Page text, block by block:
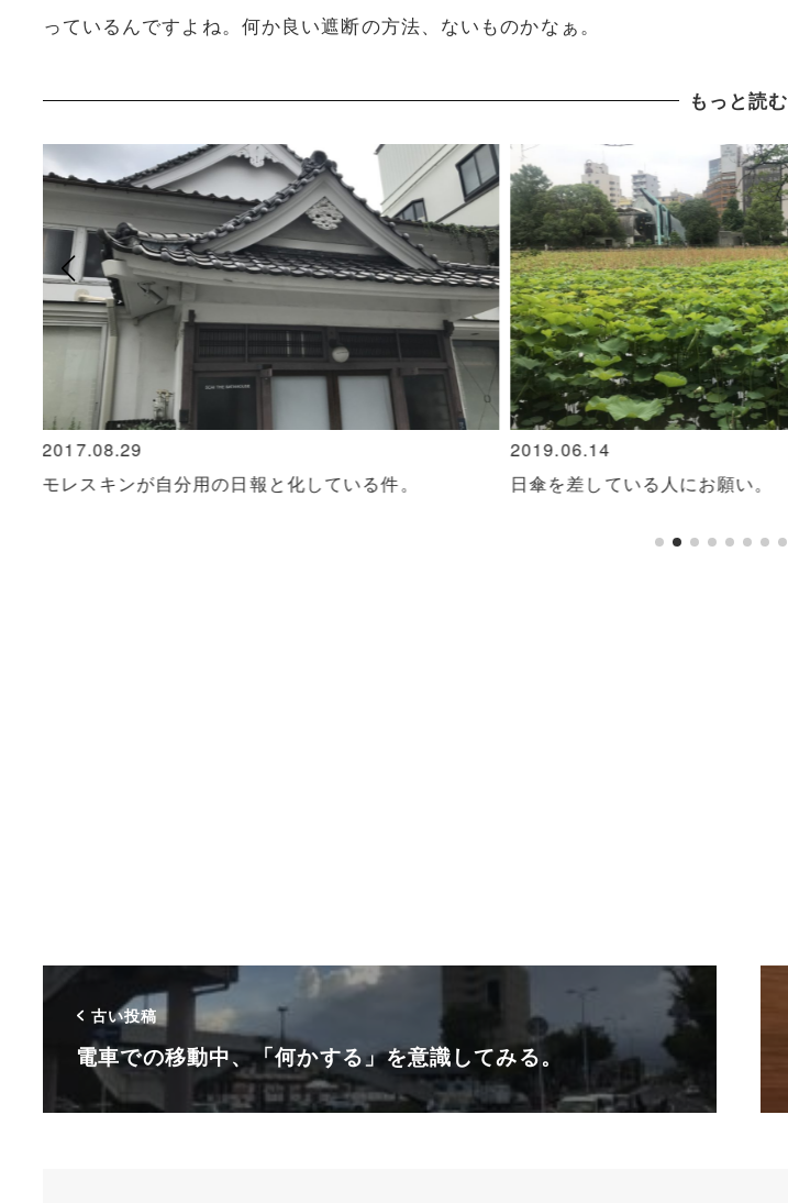
っているんですよね。何か良い遮断の方法、ないものかなぁ。
もっと読む
2017.08.29
モレスキンが自分用の日報と化している件。
2019.06.14
日傘を差している人にお願い。
古い投稿
電車での移動中、「何かする」を意識してみる。